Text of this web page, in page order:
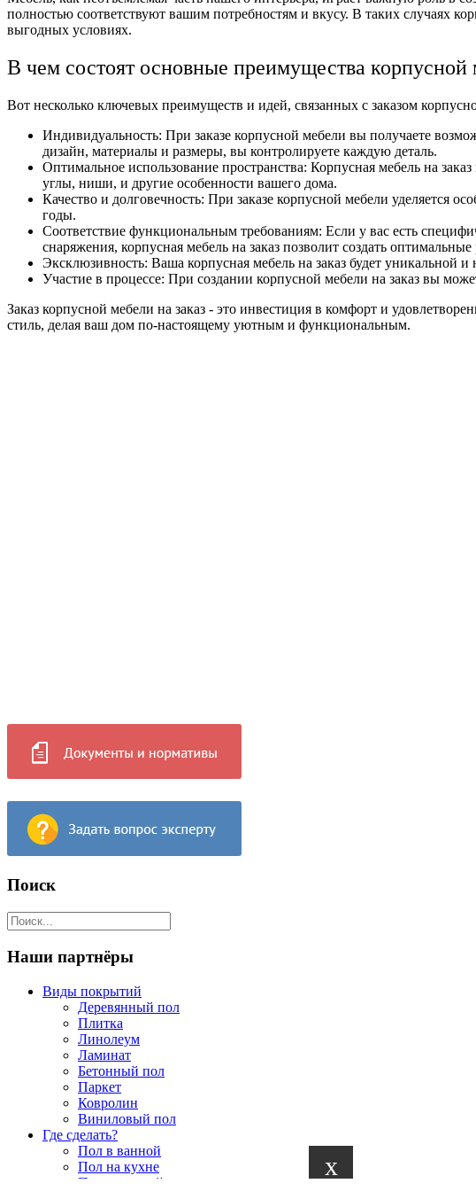
x
полностью соответствуют вашим потребностям и вкусу. В таких случаях
выгодных условиях.
В чем состоят основные преимущества корпусной
Вот несколько ключевых преимуществ и идей, связанных с заказом
Индивидуальность: При заказе корпусной мебели вы получаете
дизайн, материалы и размеры, вы контролируете каждую деталь.
Оптимальное использование пространства: Корпусная мебель на
углы, ниши, и другие особенности вашего дома.
Качество и долговечность: При заказе корпусной мебели уделяется
годы.
Соответствие функциональным требованиям: Если у вас есть
снаряжения, корпусная мебель на заказ позволит создать
Эксклюзивность: Ваша корпусная мебель на заказ будет
Участие в процессе: При создании корпусной мебели на заказ вы
Заказ корпусной мебели на заказ - это инвестиция в комфорт и
стиль, делая ваш дом по-настоящему уютным и функциональным.
Поиск
Наши партнёры
Виды покрытий
Деревянный пол
Плитка
Линолеум
Ламинат
Бетонный пол
Паркет
Ковролин
Виниловый пол
Где сделать?
Пол в ванной
Пол на кухне
Пол в детской